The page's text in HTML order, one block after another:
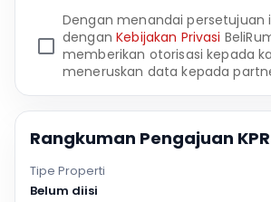
Dengan menandai persetujuan
denganKebijakan Privasi
memberikan otorisasi kepada
meneruskan data kepada
Rangkuman Pengajuan KPR
Tipe Properti
Belum diisi